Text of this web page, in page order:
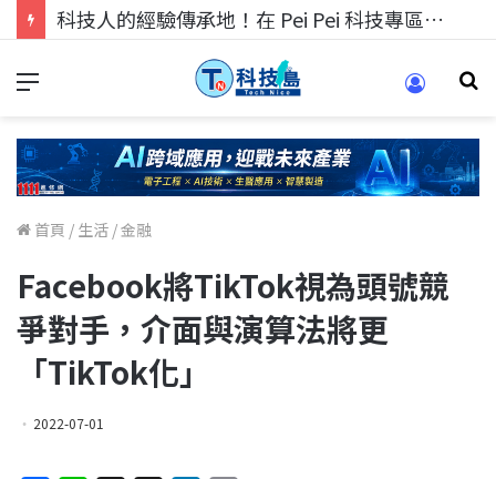
科技人的經驗傳承地！在 Pei Pei 科技專區，與學弟妹交流最硬核的技術
首頁 / 生活 /金融
Facebook將TikTok視為頭號競
爭對手，介面與演算法將更
「TikTok化」
2022-07-01